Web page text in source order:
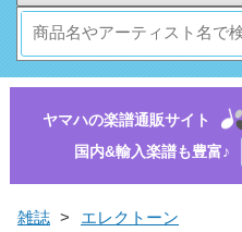
ヤマハの楽譜通販サイト
国内&輸入楽譜も豊富♪
雑誌 > エレクトーン